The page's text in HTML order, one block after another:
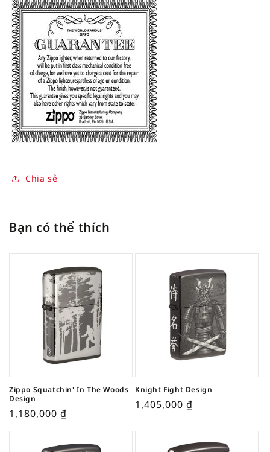
Chia sẻ
Bạn có thể thích
Zippo Squatchin' In The Woods
Design
1,180,000 ₫
Knight Fight Design
1,405,000 ₫